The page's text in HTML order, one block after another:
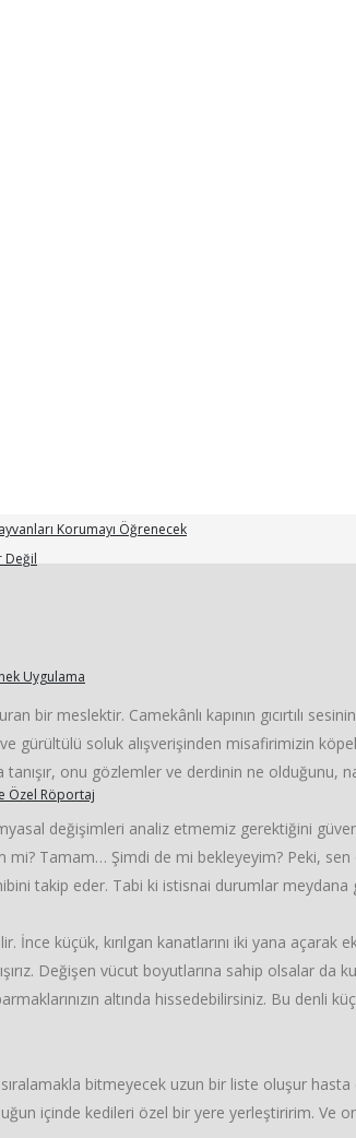
Korumayı Öğrenecek
Değil
Uygulama
Özel Röportaj
bir meslektir. Camekânlı kapının gıcırtılı
gürültülü soluk alışverişinden misafirimizin
onu gözlemler ve derdinin ne olduğunu,
değişimleri analiz etmemiz gerektiğini
mi? Tamam… Şimdi de mi bekleyeyim? Peki,
takip eder. Tabi ki istisnai durumlar
küçük, kırılgan kanatlarını iki yana
Değişen vücut boyutlarına sahip olsalar da
altında hissedebilirsiniz. Bu
bitmeyecek uzun bir liste oluşur hasta
içinde kedileri özel bir yere yerleştiririm. Ve